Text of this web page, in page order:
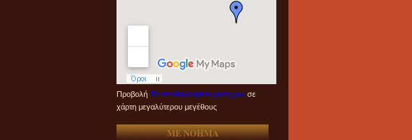
Προβολή Τα αποθηκευμένα μέρη μου σε
χάρτη μεγαλύτερου μεγέθους
ME NOHMA